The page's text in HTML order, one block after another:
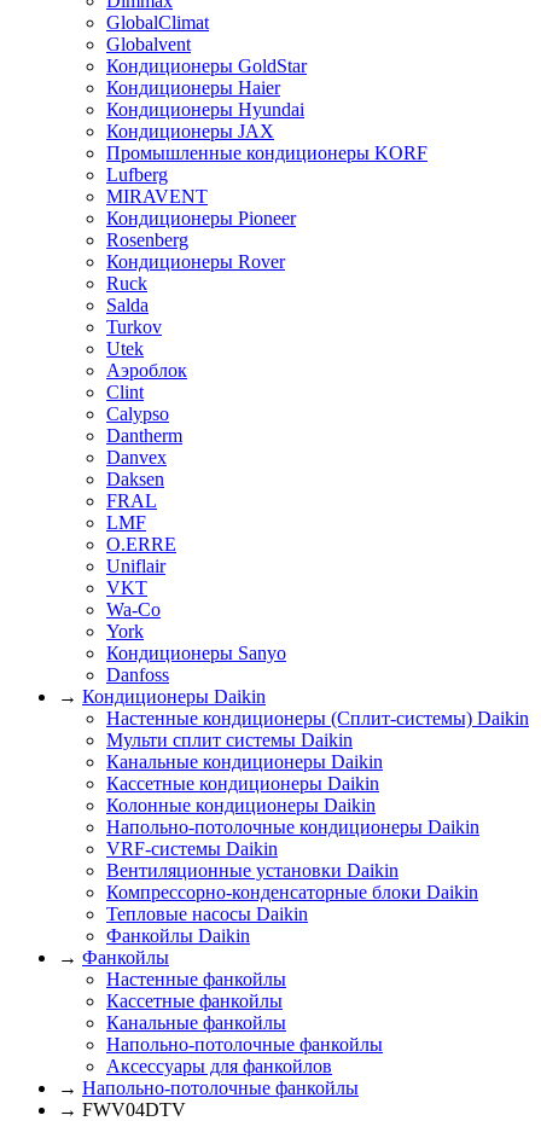
GlobalClimat
Globalvent
Кондиционеры GoldStar
Кондиционеры Haier
Кондиционеры Hyundai
Кондиционеры JAX
Промышленные кондиционеры KORF
Lufberg
MIRAVENT
Кондиционеры Pioneer
Rosenberg
Кондиционеры Rover
Ruck
Salda
Turkov
Utek
Аэроблок
Clint
Calypso
Dantherm
Danvex
Daksen
FRAL
LMF
O.ERRE
Uniflair
VKT
Wa-Co
York
Кондиционеры Sanyo
Danfoss
→ Кондиционеры Daikin
Настенные кондиционеры (Сплит-системы) Daikin
Мульти сплит системы Daikin
Канальные кондиционеры Daikin
Кассетные кондиционеры Daikin
Колонные кондиционеры Daikin
Напольно-потолочные кондиционеры Daikin
VRF-системы Daikin
Вентиляционные установки Daikin
Компрессорно-конденсаторные блоки Daikin
Тепловые насосы Daikin
Фанкойлы Daikin
→ Фанкойлы
Настенные фанкойлы
Кассетные фанкойлы
Канальные фанкойлы
Напольно-потолочные фанкойлы
Аксессуары для фанкойлов
→ Напольно-потолочные фанкойлы
→ FWV04DTV